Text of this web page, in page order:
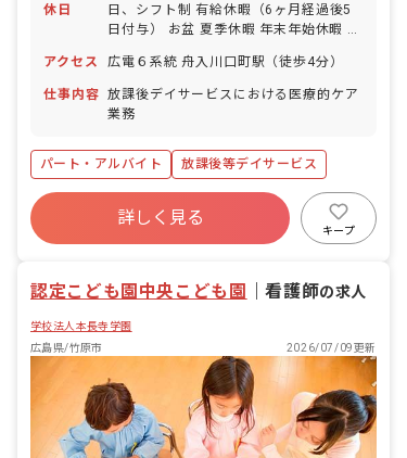
休日
日、シフト制 有給休暇（6ヶ月経過後5
日付与） お盆 夏季休暇 年末年始休暇 ゴ
建国記念の日 育児休暇
アクセス 広電６系統 舟入川口町駅（徒歩4分）
仕事内容 放課後デイサービスにおける医療的ケア
業務
パート・アルバイト 放課後等デイサービス
詳しく見る
キープ
認定こども園中央こども園 ｜看護師の求人
学校法人本長寺学園
広島県/竹原市
2026/07/09更新